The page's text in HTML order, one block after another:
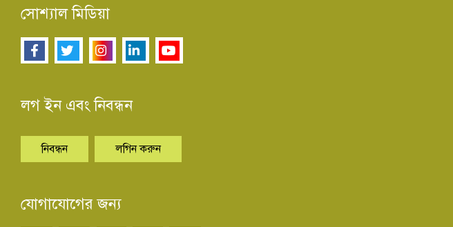
সোশ্যাল মিডিয়া
লগ ইন এবং নিবন্ধন
নিবন্ধন লগিন করুন
যোগাযোগের জন্য